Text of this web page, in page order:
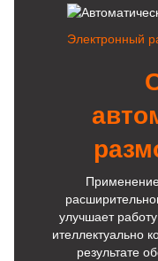
Электронный
Применение
улучшает
ителлектуально
результате